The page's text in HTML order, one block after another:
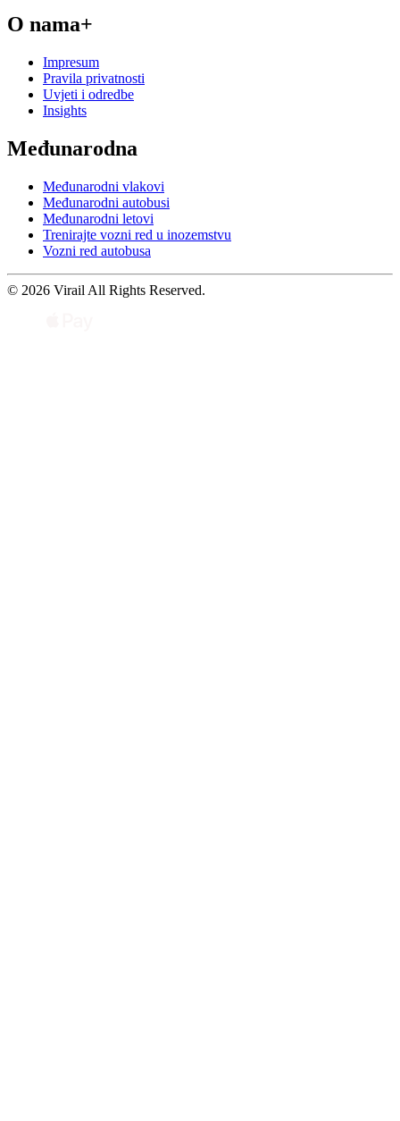
O nama+
Impresum
Pravila privatnosti
Uvjeti i odredbe
Insights
Međunarodna
Međunarodni vlakovi
Međunarodni autobusi
Međunarodni letovi
Trenirajte vozni red u inozemstvu
Vozni red autobusa
© 2026 Virail All Rights Reserved.